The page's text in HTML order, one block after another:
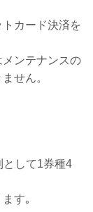
カード決済を
ンテナンスの
せん。
として1券種4
す｡